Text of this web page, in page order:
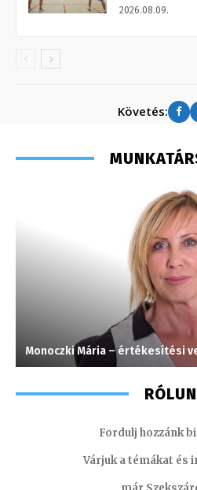
2026.08.09.
Követés:
Monoczki Mária – értékesítési
Fordulj hozzánk
Várjuk a témákat és